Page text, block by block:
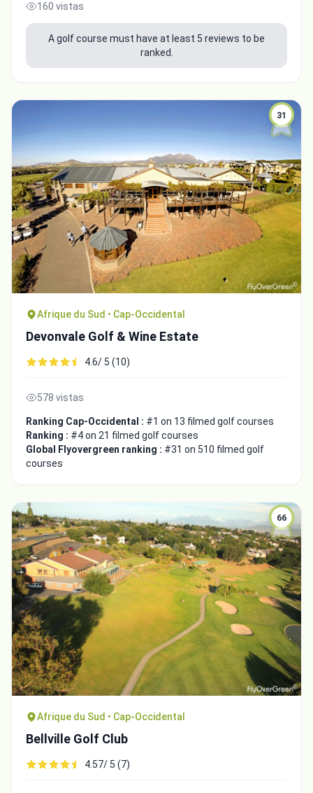
160 vistas
A golf course must have at least 5 reviews to be
ranked.
31
Afrique du Sud • Cap-Occidental
Devonvale Golf & Wine Estate
4.6/ 5 (10)
578 vistas
Ranking Cap-Occidental : #1 on 13 filmed golf courses
Ranking : #4 on 21 filmed golf courses
Global Flyovergreen ranking : #31 on 510 filmed golf
courses
66
Afrique du Sud • Cap-Occidental
Bellville Golf Club
4.57/ 5 (7)